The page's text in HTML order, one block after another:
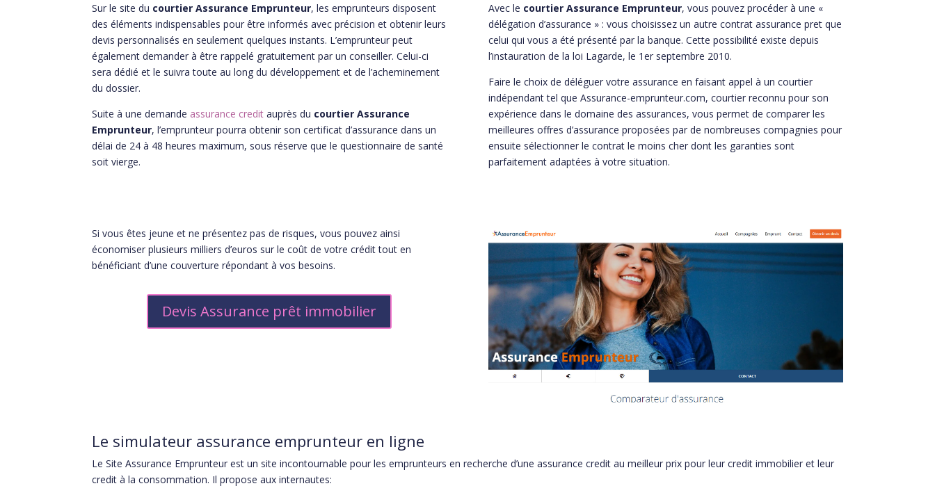
Sur le site du courtier Assurance Emprunteur, les emprunteurs disposent
des éléments indispensables pour être informés avec précision et obtenir leurs
devis personnalisés en seulement quelques instants. L’emprunteur peut
également demander à être rappelé gratuitement par un conseiller. Celui-ci
sera dédié et le suivra toute au long du développement et de l’acheminement
du dossier.
Suite à une demande assurance credit auprès du courtier Assurance
Emprunteur, l’emprunteur pourra obtenir son certificat d’assurance dans un
délai de 24 à 48 heures maximum, sous réserve que le questionnaire de santé
soit vierge.
Avec le courtier Assurance Emprunteur, vous pouvez procéder à une «
délégation d’assurance » : vous choisissez un autre contrat assurance pret que
celui qui vous a été présenté par la banque. Cette possibilité existe depuis
l’instauration de la loi Lagarde, le 1er septembre 2010.
Faire le choix de déléguer votre assurance en faisant appel à un courtier
indépendant tel que Assurance-emprunteur.com, courtier reconnu pour son
expérience dans le domaine des assurances, vous permet de comparer les
meilleures offres d’assurance proposées par de nombreuses compagnies pour
ensuite sélectionner le contrat le moins cher dont les garanties sont
parfaitement adaptées à votre situation.
Si vous êtes jeune et ne présentez pas de risques, vous pouvez ainsi
économiser plusieurs milliers d’euros sur le coût de votre crédit tout en
bénéficiant d’une couverture répondant à vos besoins.
Devis Assurance prêt immobilier
Le simulateur assurance emprunteur en ligne
Le Site Assurance Emprunteur est un site incontournable pour les emprunteurs en recherche d’une assurance credit au meilleur prix pour leur credit immobilier et leur
credit à la consommation. Il propose aux internautes: